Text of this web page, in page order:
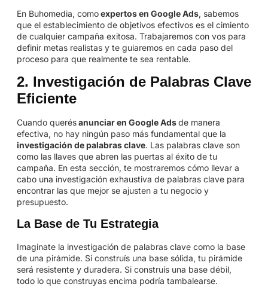
En Buhomedia, comoexpertos en Google Ads, sabemos
que el establecimiento de objetivos efectivos es el cimiento
de cualquier campaña exitosa. Trabajaremos con vos para
definir metas realistas y te guiaremos en cada paso del
proceso para que realmente te sea rentable.
2. Investigación de Palabras Clave
Eficiente
Cuando querésanunciar en Google Adsde manera
efectiva, no hay ningún paso más fundamental que la
investigación de palabras clave. Las palabras clave son
como las llaves que abren las puertas al éxito de tu
campaña. En esta sección, te mostraremos cómo llevar a
cabo una investigación exhaustiva de palabras clave para
encontrar las que mejor se ajusten a tu negocio y
presupuesto.
La Base de Tu Estrategia
Imaginate la investigación de palabras clave como la base
de una pirámide. Si construís una base sólida, tu pirámide
será resistente y duradera. Si construís una base débil,
todo lo que construyas encima podría tambalearse.